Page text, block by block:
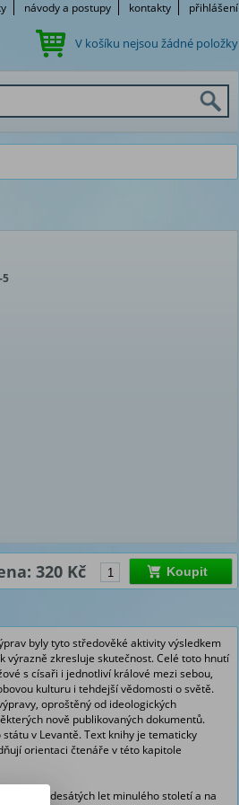
návody a postupy kontakty přihlášení
V košíku nejsou žádné položky
5
320 Kč Koupit
byly tyto středověké aktivity výsledkem
zkresluje skutečnost. Celé toto hnutí
s císaři i jednotliví králové mezi sebou,
kulturu i tehdejší vědomosti o světě.
oproštěný od ideologických
nově publikovaných dokumentů.
v Levantě. Text knihy je tematicky
orientaci čtenáře v této kapitole
od sedmdesátých let minulého století a na